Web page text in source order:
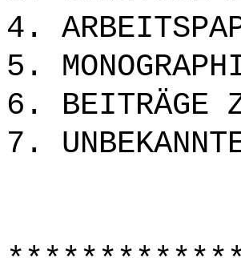
4.
5.
6. BEITRÄGE
7.